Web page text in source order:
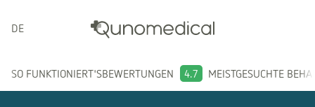
DEUTSCH
SO FUNKTIONIERT'SBEWERTUNGEN 4.7 MEISTGESUCHTE